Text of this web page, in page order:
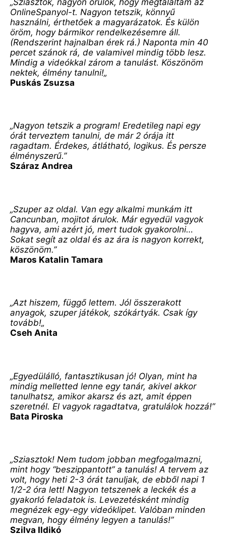
OnlineSpanyol-t. Nagyon tetszik, könnyű
használni, érthetőek a magyarázatok. És külön
öröm, hogy bármikor rendelkezésemre áll.
(Rendszerint hajnalban érek rá.) Naponta min 40
percet szánok rá, de valamivel mindig több lesz.
Mindig a videókkal zárom a tanulást. Köszönöm
nektek, élmény tanulni!„
Puskás Zsuzsa
„Nagyon tetszik a program! Eredetileg napi egy
órát terveztem tanulni, de már 2 órája itt
ragadtam. Érdekes, átlátható, logikus. És persze
élményszerű.”
Száraz Andrea
„Szuper az oldal. Van egy alkalmi munkám itt
Cancunban, mojitot árulok. Már egyedül vagyok
hagyva, ami azért jó, mert tudok gyakorolni…
Sokat segít az oldal és az ára is nagyon korrekt,
köszönöm.”
Maros Katalin Tamara
„Azt hiszem, függő lettem. Jól összerakott
anyagok, szuper játékok, szókártyák. Csak így
tovább!„
Cseh Anita
„Egyedülálló, fantasztikusan jó! Olyan, mint ha
mindig melletted lenne egy tanár, akivel akkor
tanulhatsz, amikor akarsz és azt, amit éppen
szeretnél. El vagyok ragadtatva, gratulálok hozzá!”
Bata Piroska
„Sziasztok! Nem tudom jobban megfogalmazni,
mint hogy “beszippantott” a tanulás! A tervem az
volt, hogy heti 2-3 órát tanuljak, de ebből napi 1
1/2-2 óra lett! Nagyon tetszenek a leckék és a
gyakorló feladatok is. Levezetésként mindig
megnézek egy-egy videóklipet. Valóban minden
megvan, hogy élmény legyen a tanulás!”
Szilva Ildikó